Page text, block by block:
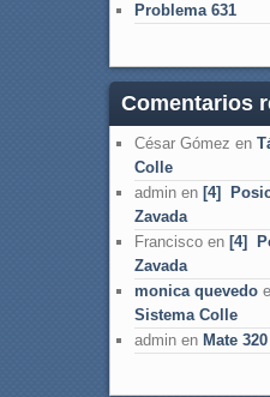
Problema 631
Comentarios
César Gómez en
Colle
adminen [4]
Zavada
Franciscoen [4]
Zavada
monica quevedo
Sistema Colle
adminen Mate